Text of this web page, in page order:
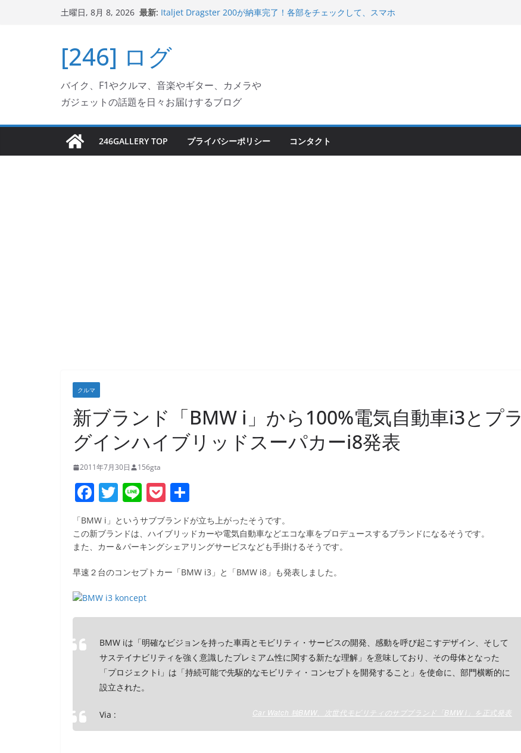
キ
プ
土曜日, 8月 8, 2026 最新: リングが楽しくなった
Jeff Beck 逝去
Ken Block 逝去
フェクターが返礼品でもらえる！
[246] ログ
バイク、F1やクルマ、音楽やギター、カメラや
ガジェットの話題を日々お届けするブログ
246GALLERY TOP プライバシーポリシー コンタクト
クルマ
新ブランド「BMW i」から100%電気自動車i3とプラ
グインハイブリッドスーパカーi8発表
2011年7月30日 156gta
F
a
c
e
b
o
k
T
w
itt
er
Li
n
e
P
o
ck
et
有
「BMW i」というサブブランドが立ち上がったそうです。
この新ブランドは、ハイブリッドカーや電気自動車などエコな車をプロデュースするブランドになるそうです。
また、カー＆パーキングシェアリングサービスなども手掛けるそうです。
早速２台のコンセプトカー「BMW i3」と「BMW i8」も発表しました。
BMW iは「明確なビジョンを持った車両とモビリティ・サービスの開発、感動を呼び起こすデザイン、そして
サステイナビリティを強く意識したプレミアム性に関する新たな理解」を意味しており、その母体となった
「プロジェクトi」は「持続可能で先駆的なモビリティ・コンセプトを開発すること」を使命に、部門横断的に
設立された。
Via : Car Watch 独BMW、次世代モビリティのサブブランド「BMW i」を正式発表